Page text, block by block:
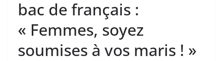
bac de français :
« Femmes, soyez
soumises à vos maris ! »